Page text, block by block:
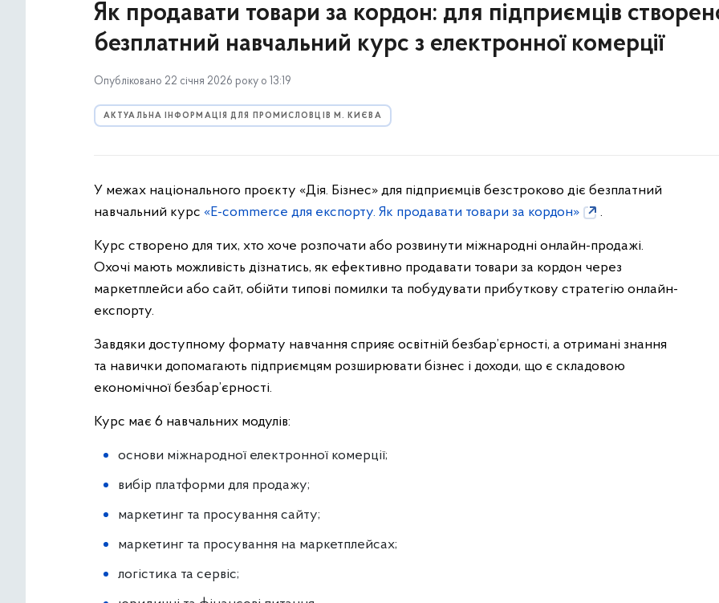
Як продавати товари за кордон: для підприємців
безплатний навчальний курс з електронної комерції
Опубліковано 22 січня 2026 року о 13:19
АКТУАЛЬНА ІНФОРМАЦІЯ ДЛЯ ПРОМИСЛОВЦІВ М. КИЄВА
У межах національного проєкту «Дія. Бізнес» для підприємців безстроково діє безплатний
навчальний курс «E-commerce для експорту. Як продавати товари за кордон» .
Курс створено для тих, хто хоче розпочати або розвинути міжнародні онлайн-продажі.
Охочі мають можливість дізнатись, як ефективно продавати товари за кордон через
маркетплейси або сайт, обійти типові помилки та побудувати прибуткову стратегію онлайн-
експорту.
Завдяки доступному формату навчання сприяє освітній безбар’єрності, а отримані знання
та навички допомагають підприємцям розширювати бізнес і доходи, що є складовою
економічної безбар’єрності.
Курс має 6 навчальних модулів:
основи міжнародної електронної комерції;
вибір платформи для продажу;
маркетинг та просування сайту;
маркетинг та просування на маркетплейсах;
логістика та сервіс;